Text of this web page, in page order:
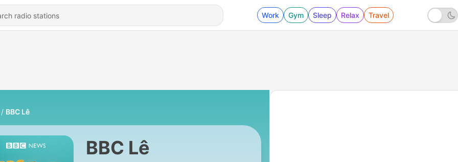
Work Gym Sleep Relax Travel
BBC Lê
BBC Lê